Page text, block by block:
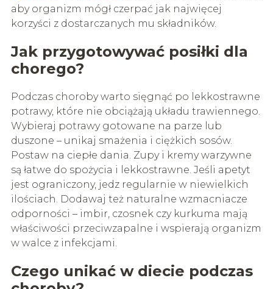
aby organizm mógł czerpać jak najwięcej
korzyści z dostarczanych mu składników.
Jak przygotowywać posiłki dla
chorego?
Podczas choroby warto sięgnąć po lekkostrawne
potrawy, które nie obciążają układu trawiennego.
Wybieraj potrawy gotowane na parze lub
duszone – unikaj smażenia i ciężkich sosów.
Postaw na ciepłe dania. Zupy i kremy warzywne
są łatwe do spożycia i lekkostrawne. Jeśli apetyt
jest ograniczony, jedz regularnie w niewielkich
ilościach. Dodawaj też naturalne wzmacniacze
odporności – imbir, czosnek czy kurkuma mają
właściwości przeciwzapalne i wspierają organizm
w walce z infekcjami.
Czego unikać w diecie podczas